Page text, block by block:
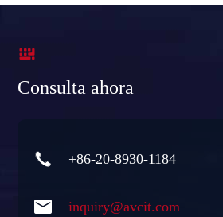

Consulta ahora
 +86-20-8930-1184
 inquiry@avcit.com